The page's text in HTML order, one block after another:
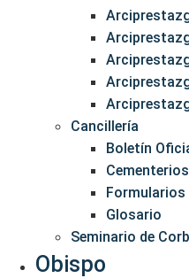
Cancillería
Boletín
Cementerios
Formularios
Glosario
Seminario de
Obispo